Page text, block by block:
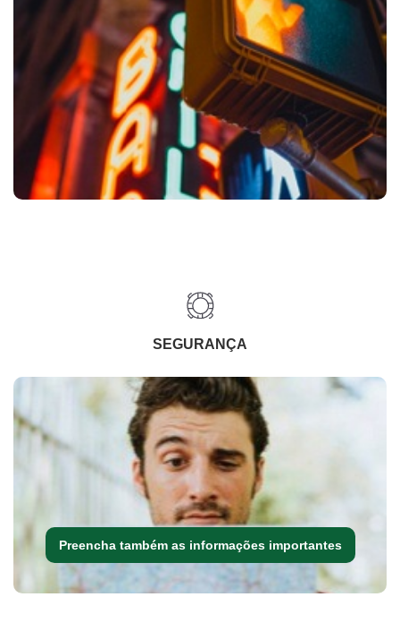
SEGURANÇA
Preencha também as informações importantes